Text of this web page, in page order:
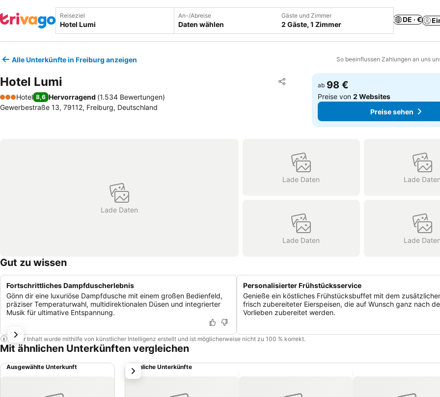
Reiseziel An-/Abreise
Daten wählen
Gäste und Zimmer
2 Gäste, 1 Zimmer
DE · €
Alle Unterkünfte in Freiburg anzeigen So beeinflussen Zahlungen an uns
Hotel Lumi Teilen
Zu Favoriten hinzufügen
3 Sterne
Hotel 8,6 Hervorragend (1.534 Bewertungen)
Gewerbestraße 13, 79112, Freiburg, Deutschland
ab 98 €
Preise von2 Websites
Preise sehen
Lade Daten
Lade Daten Lade Daten
Lade Daten Lade Daten
Gut zu wissen
Fortschrittliches Dampfduscherlebnis
Gönn dir eine luxuriöse Dampfdusche mit einem großen Bedienfeld,
präziser Temperaturwahl, multidirektionalen Düsen und integrierter
Musik für ultimative Entspannung.
Personalisierter Frühstücksservice
Genieße ein köstliches Frühstücksbuffet mit dem
frisch zubereiteter Eierspeisen, die auf Wunsch ganz nach
Vorlieben zubereitet werden.
Dieser Inhalt wurde mithilfe von künstlicher Intelligenz erstellt und ist möglicherweise nicht zu 100 % korrekt.
Mit ähnlichen Unterkünften vergleichen
Ausgewählte Unterkunft Ähnliche Unterkünfte
weiter